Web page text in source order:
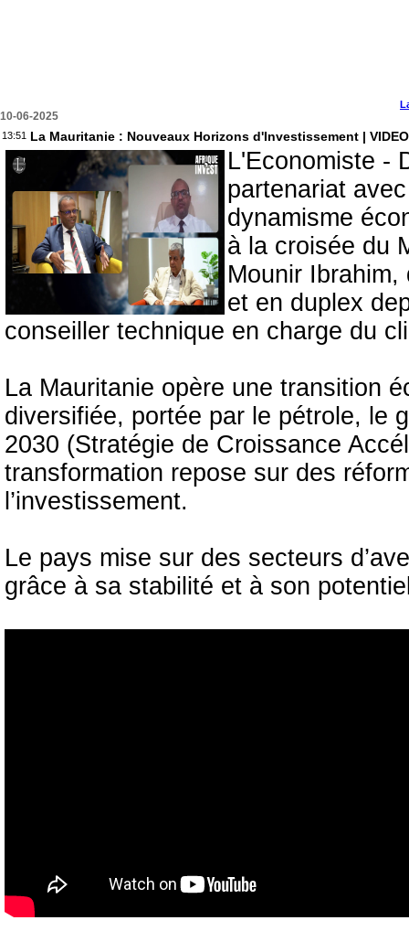
10-06-2025
13:51 La Mauritanie : Nouveaux Horizons d'Investissement | VIDEO
L'Economiste -
partenariat
dynamisme
à la croisée du
Mounir Ibrahim,
et en duplex
conseiller technique en charge du
La Mauritanie opère une transition
diversifiée, portée par le pétrole, le
2030 (Stratégie de Croissance
transformation repose sur des
l’investissement.
Le pays mise sur des secteurs
grâce à sa stabilité et à son